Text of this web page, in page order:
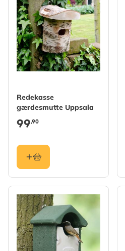
Redekasse
gærdesmutte Uppsala
99,90